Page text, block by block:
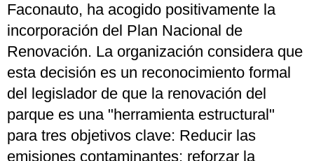
Faconauto, ha acogido positivamente la
incorporación del Plan Nacional de
Renovación. La organización considera que
esta decisión es un reconocimiento formal
del legislador de que la renovación del
parque es una "herramienta estructural"
para tres objetivos clave: Reducir las
emisiones contaminantes; reforzar la